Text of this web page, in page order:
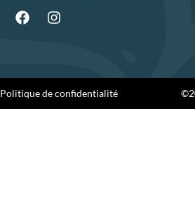
Politique de confidentialité